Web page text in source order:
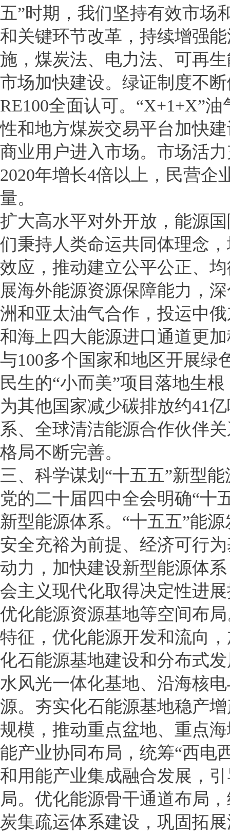
五”时期，我们坚持有效市场
和关键环节改革，持续增强
施，煤炭法、电力法、可再
市场加快建设。绿证制度不
RE100全面认可。“X+1+X”
性和地方煤炭交易平台加快
商业用户进入市场。市场活
2020年增长4倍以上，民营企
量。
扩大高水平对外开放，能源
们秉持人类命运共同体理念
效应，推动建立公平公正、
展海外能源资源保障能力，
洲和亚太油气合作，投运中
和海上四大能源进口通道更
与100多个国家和地区开展绿
民生的“小而美”项目落地生
为其他国家减少碳排放约41
系、全球清洁能源合作伙伴
格局不断完善。
三、科学谋划“十五五”新型
党的二十届四中全会明确“十
新型能源体系。“十五五”能
安全充裕为前提、经济可行
动力，加快建设新型能源体
会主义现代化取得决定性进
优化能源资源基地等空间布
特征，优化能源开发和流向
化石能源基地建设和分布式
水风光一体化基地、沿海核
源。夯实化石能源基地稳产
规模，推动重点盆地、重点
能产业协同布局，统筹“西电
和用能产业集成融合发展，
局。优化能源骨干通道布局
炭集疏运体系建设，巩固拓